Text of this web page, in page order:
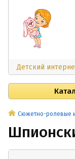
Детский
Сюжетно-ролевые